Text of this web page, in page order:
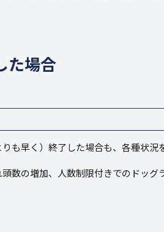
た場合
も早く）終了した場合も、各種状況
数の増加、人数制限付きでのドッグ